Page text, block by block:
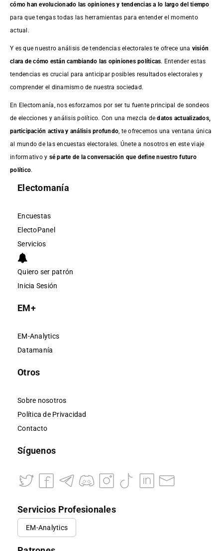
cómo han evolucionado las opiniones y tendencias a lo largo del tiempo
para que tengas todas las herramientas para entender el momento
actual.
Y es que nuestro análisis de tendencias electorales te ofrece una visión
clara de cómo están cambiando las opiniones políticas. Entender estas
tendencias es crucial para anticipar posibles resultados electorales y
comprender el dinamismo de nuestra sociedad.
En Electomanía, nos esforzamos por ser tu fuente principal de sondeos
de elecciones y análisis político. Con una mezcla dedatos actualizados,
participación activa y análisis profundo , te ofrecemos una ventana única
al mundo de las encuestas electorales. Únete a nosotros en este viaje
informativo y sé parte de la conversación que define nuestro futuro
político.
Electomanía
Encuestas
ElectoPanel
Servicios
Quiero ser patrón
Inicia Sesión
EM+
EM-Analytics
Datamanía
Otros
Sobre nosotros
Política de Privacidad
Contacto
Síguenos
Servicios Profesionales
EM-Analytics